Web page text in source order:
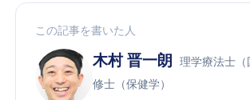
この記事を書いた人
木村 晋一朗 理学療法士（
修士（保健学）